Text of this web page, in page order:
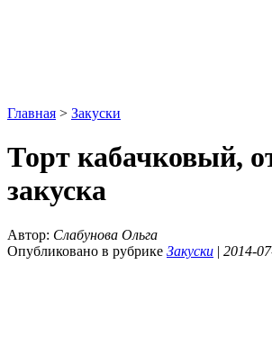
Главная > Закуски
Торт кабачковый,
закуска
Автор: Слабунова Ольга
Опубликовано в рубрике Закуски | 2014-